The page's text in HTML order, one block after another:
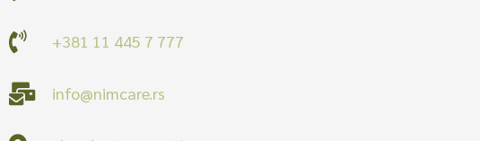
+381 11 445 7 777
info@nimcare.rs